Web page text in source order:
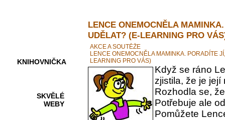
KNIHOVNIČKA
SKVĚLÉ
WEBY
LENCE ONEMOCNĚLA
UDĚLAT? (E-LEARNING PRO
AKCE A SOUTĚŽE
LENCE ONEMOCNĚLA MAMINKA. PORADÍTE
LEARNING PRO VÁS)
Když se ráno
zjistila, že je její
Rozhodla se,
Potřebuje ale
Pomůžete